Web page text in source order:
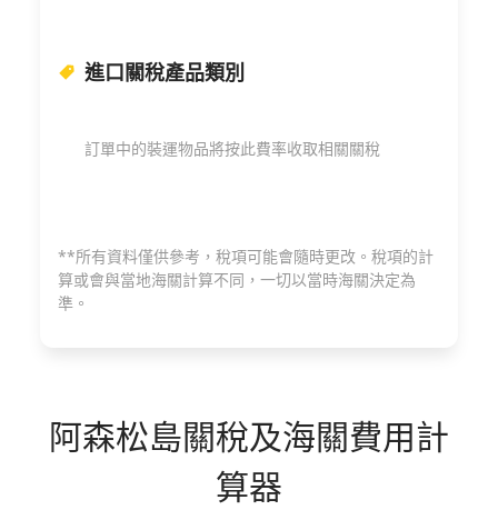
進口關稅產品類別
訂單中的裝運物品將按此費率收取相關關稅
**所有資料僅供參考，稅項可能會隨時更改。稅項的計
算或會與當地海關計算不同，一切以當時海關決定為
準。
阿森松島關稅及海關費用計
算器